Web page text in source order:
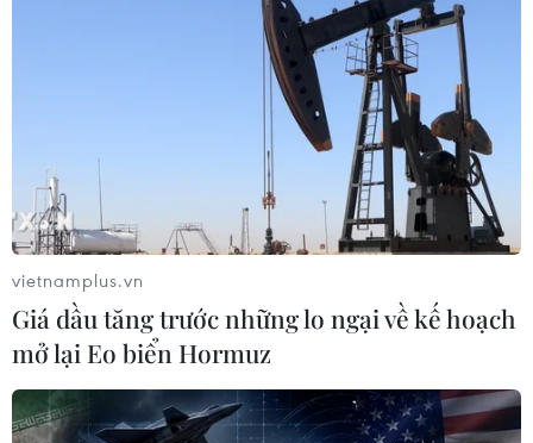
vietnamplus.vn
Giá dầu tăng trước những lo ngại về kế hoạch
mở lại Eo biển Hormuz